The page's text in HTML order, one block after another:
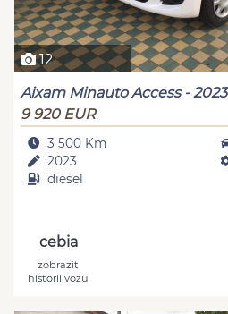
12
Aixam Minauto Access - 2023
9 920 EUR
3 500 Km
2023
diesel
cebia
zobrazit
historii vozu